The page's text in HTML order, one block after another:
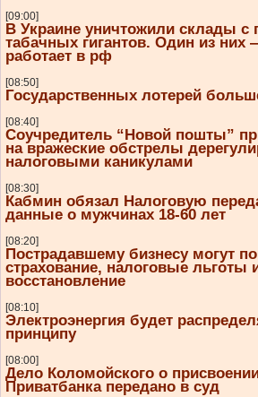
[09:00]
В Украине уничтожили склады с
табачных гигантов. Один из
работает в рф
[08:50]
Государственных лотерей
[08:40]
Соучредитель “Новой пошты”
на вражеские обстрелы
налоговыми каникулами
[08:30]
Кабмин обязал Налоговую
данные о мужчинах 18-60 лет
[08:20]
Пострадавшему бизнесу могут
страхование, налоговые льготы
восстановление
[08:10]
Электроэнергия будет
принципу
[08:00]
Дело Коломойского о
Приватбанка передано в суд